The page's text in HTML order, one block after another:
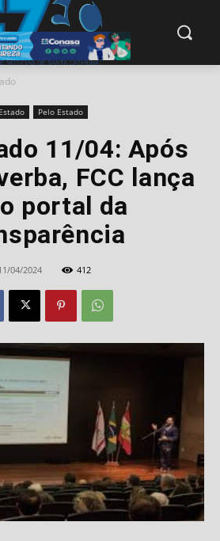
Estado Pelo Estado
11/04: Após
FCC lança
portal da
04/2024 412
modal-check